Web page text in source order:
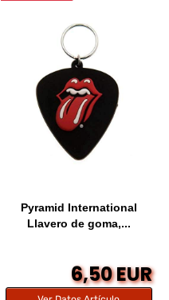
Pyramid International
Llavero de goma,...
6,50 EUR